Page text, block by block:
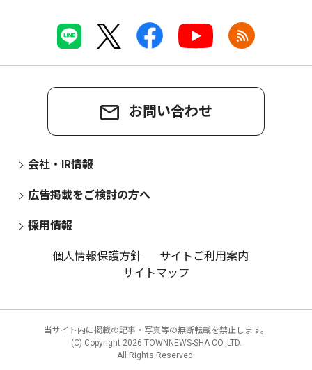
お問い合わせ
会社・IR情報
広告掲載をご検討の方へ
採用情報
個人情報保護方針
サイトご利用案内
サイトマップ
当サイト内に掲載の記事・写真等の無断転載を禁止します。
(C) Copyright 2026 TOWNNEWS-SHA CO.,LTD.
All Rights Reserved.